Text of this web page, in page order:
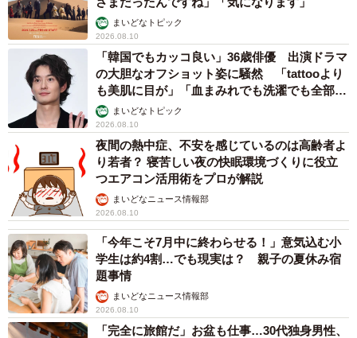
まいどなトピック
2026.08.10
「韓国でもカッコ良い」36歳俳優 出演ドラマ
の大胆なオフショット姿に騒然 「tattooより
も美肌に目が」「血まみれでも洗濯でも全部か
っこいい」
まいどなトピック
2026.08.10
夜間の熱中症、不安を感じているのは高齢者よ
り若者？ 寝苦しい夜の快眠環境づくりに役立
つエアコン活用術をプロが解説
まいどなニュース情報部
2026.08.10
「今年こそ7月中に終わらせる！」意気込む小
学生は約4割…でも現実は？ 親子の夏休み宿
題事情
まいどなニュース情報部
2026.08.10
「完全に旅館だ」お盆も仕事…30代独身男性、